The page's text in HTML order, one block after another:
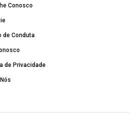
Conosco
de Conduta
de Privacidade